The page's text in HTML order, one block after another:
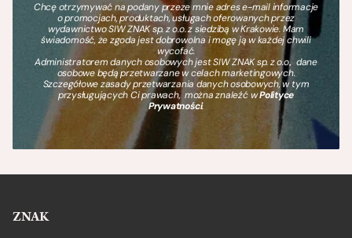
Chcę otrzymywać na podany przeze mnie adres e-mail informacje
o promocjach, produktach, usługach oferowanych przez
wydawnictwo SIW ZNAK sp. z o.o. z siedzibą w Krakowie. Mam
świadomość, że zgoda jest dobrowolna i mogę ją w każdej chwili
wycofać.
Administratorem danych osobowych jest SIW ZNAK sp. z o.o., dane
osobowe będą przetwarzane w celach marketingowych.
Szczegółowe zasady przetwarzania danych osobowych, w tym
przysługujących Ci prawach, można znaleźć wPolityce
Prywatności.
ZNAK